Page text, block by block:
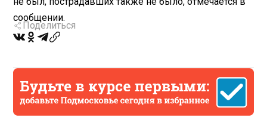
сообщении.
Поделиться